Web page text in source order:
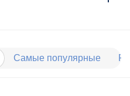
Самые популярные